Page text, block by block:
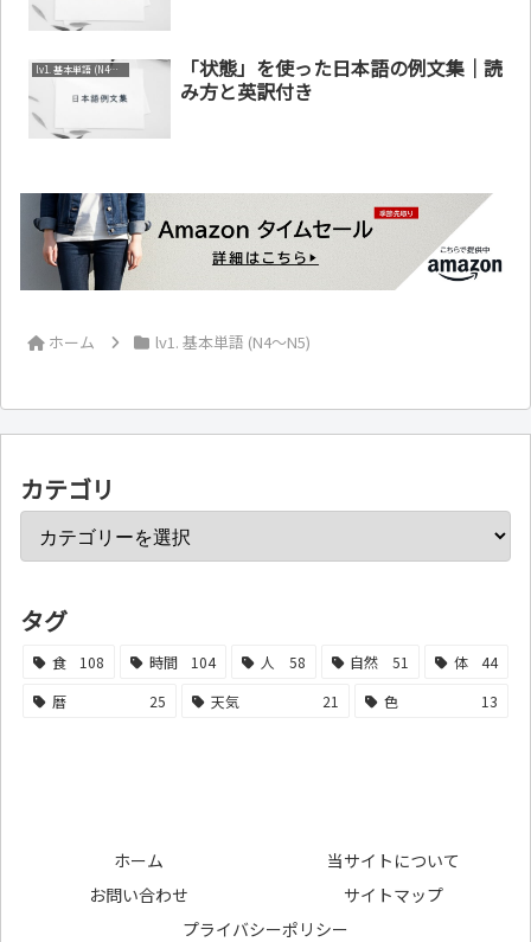
lv1. 基本単語 (N4～N5)
「状態」を使った日本語の例文集｜読
み方と英訳付き
ホーム lv1. 基本単語 (N4～N5)
カテゴリ
タグ
食 108 時間 104 人 58 自然 51 体
44
暦
25 天気 21 色 13
ホーム
当サイトについて
お問い合わせ
サイトマップ
プライバシーポリシー